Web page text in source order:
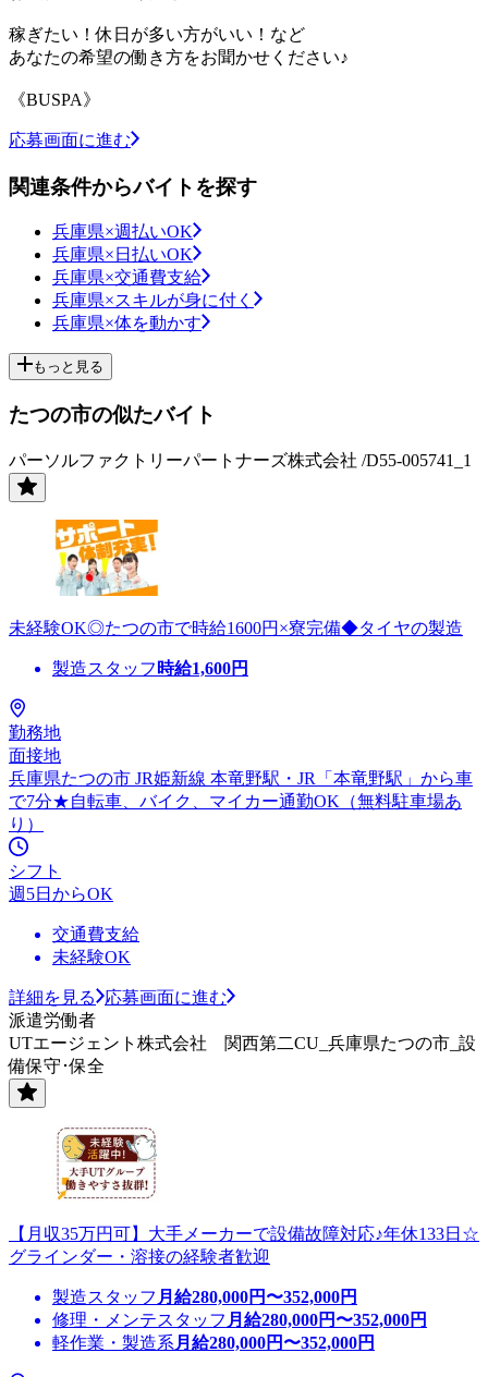
稼ぎたい！休日が多い方がいい！など
あなたの希望の働き方をお聞かせください♪
《BUSPA》
応募画面に進む
関連条件からバイトを探す
兵庫県×週払いOK
兵庫県×日払いOK
兵庫県×交通費支給
兵庫県×スキルが身に付く
兵庫県×体を動かす
もっと見る
たつの市の似たバイト
パーソルファクトリーパートナーズ株式会社 /D55-005741_1
未経験OK◎たつの市で時給1600円×寮完備◆タイヤの製造
製造スタッフ 時給1,600円
勤務地
面接地
兵庫県たつの市 JR姫新線 本竜野駅・JR「本竜野駅」から車
で7分★自転車、バイク、マイカー通勤OK（無料駐車場あ
り）
シフト
週5日からOK
交通費支給
未経験OK
詳細を見る
応募画面に進む
派遣労働者
UTエージェント株式会社 関西第二CU_兵庫県たつの市_設
備保守･保全
【月収35万円可】大手メーカーで設備故障対応♪年休133日☆
グラインダー・溶接の経験者歓迎
製造スタッフ 月給280,000円〜352,000円
修理・メンテスタッフ 月給280,000円〜352,000円
軽作業・製造系 月給280,000円〜352,000円